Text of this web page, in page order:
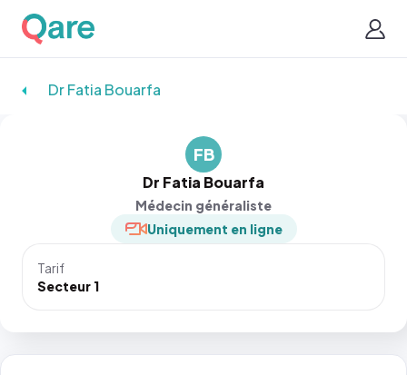
Dr Fatia Bouarfa
FB
Dr Fatia Bouarfa
Médecin généraliste
Uniquement en ligne
Tarif
Secteur 1